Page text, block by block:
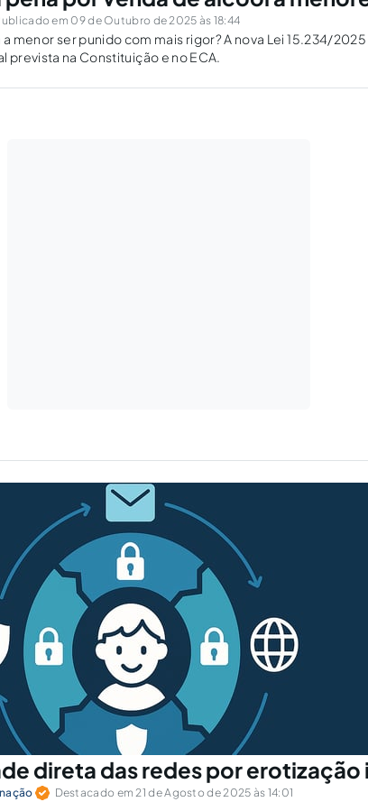
em 09 de Outubro de 2025 às 18:44
menor ser punido com mais rigor? A nova Lei 15.234/
na Constituição e no ECA.
direta das redes por erotização
Destacado em 21 de Agosto de 2025 às 14:01